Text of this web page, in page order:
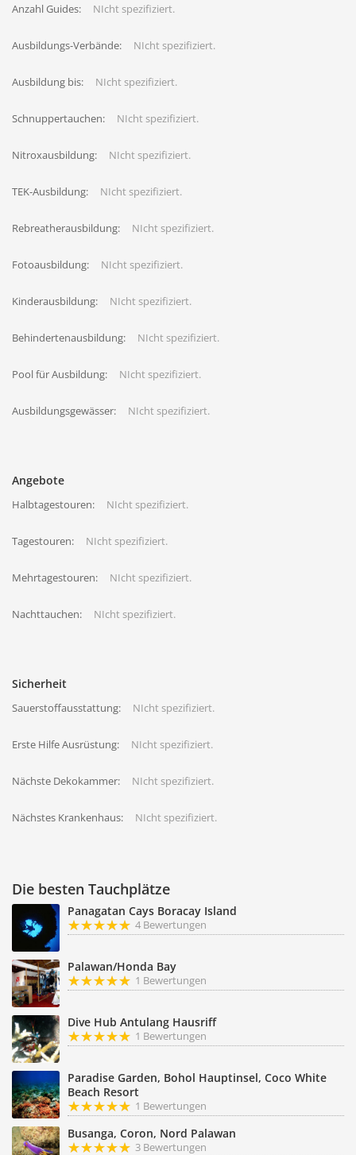
Anzahl Guides: NIcht spezifiziert.
Ausbildungs-Verbände: NIcht spezifiziert.
Ausbildung bis: NIcht spezifiziert.
Schnuppertauchen: NIcht spezifiziert.
Nitroxausbildung: NIcht spezifiziert.
TEK-Ausbildung: NIcht spezifiziert.
Rebreatherausbildung: NIcht spezifiziert.
Fotoausbildung: NIcht spezifiziert.
Kinderausbildung: NIcht spezifiziert.
Behindertenausbildung: NIcht spezifiziert.
Pool für Ausbildung: NIcht spezifiziert.
Ausbildungsgewässer: NIcht spezifiziert.
Angebote
Halbtagestouren: NIcht spezifiziert.
Tagestouren: NIcht spezifiziert.
Mehrtagestouren: NIcht spezifiziert.
Nachttauchen: NIcht spezifiziert.
Sicherheit
Sauerstoffausstattung: NIcht spezifiziert.
Erste Hilfe Ausrüstung: NIcht spezifiziert.
Nächste Dekokammer: NIcht spezifiziert.
Nächstes Krankenhaus: NIcht spezifiziert.
Die besten Tauchplätze
Panagatan Cays Boracay Island
4 Bewertungen
Palawan/Honda Bay
1 Bewertungen
Dive Hub Antulang Hausriff
1 Bewertungen
Paradise Garden, Bohol Hauptinsel, Coco White
Beach Resort
1 Bewertungen
Busanga, Coron, Nord Palawan
3 Bewertungen